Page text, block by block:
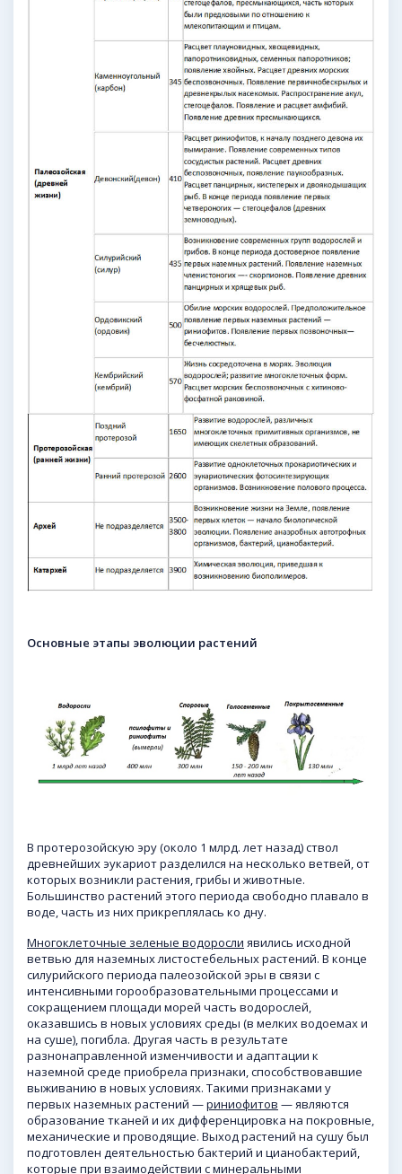
Основные этапы эволюции растений
В протерозойскую эру (около 1 млрд. лет назад) ствол
древнейших эукариот разделился на несколько ветвей, от
которых возникли растения, грибы и животные.
Большинство растений этого периода свободно плавало в
воде, часть из них прикреплялась ко дну.
Многоклеточные зеленые водоросли явились исходной
ветвью для наземных листостебельных растений. В конце
силурийского периода палеозойской эры в связи с
интенсивными горообразовательными процессами и
сокращением площади морей часть водорослей,
оказавшись в новых условиях среды (в мелких водоемах и
на суше), погибла. Другая часть в результате
разнонаправленной изменчивости и адаптации к
наземной среде приобрела признаки, способствовавшие
выживанию в новых условиях. Такими признаками у
первых наземных растений —риниофитов — являются
образование тканей и их дифференцировка на покровные,
механические и проводящие. Выход растений на сушу был
подготовлен деятельностью бактерий и цианобактерий,
которые при взаимодействии с минеральными